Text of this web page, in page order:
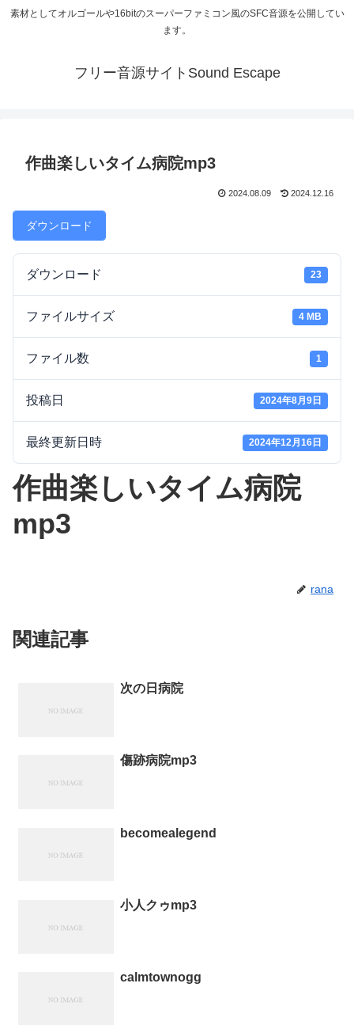
素材としてオルゴールや16bitのスーパーファミコン風のSFC音源を公開してい
ます。
フリー音源サイトSound Escape
作曲楽しいタイム病院mp3
2024.08.09 2024.12.16
ダウンロード
ダウンロード 23
ファイルサイズ 4 MB
ファイル数 1
投稿日 2024年8月9日
最終更新日時 2024年12月16日
作曲楽しいタイム病院
mp3
rana
関連記事
次の日病院
傷跡病院mp3
becomealegend
小人クゥmp3
calmtownogg